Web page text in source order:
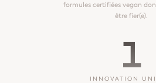
formules certifiées vegan
être fier(e).
1
INNOVATION